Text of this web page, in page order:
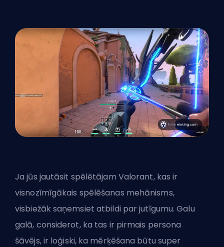
Ja jūs jautāsit spēlētājam Valorant, kas ir
visnozīmīgākais spēlēšanas mehānisms,
visbiežāk saņemsiet atbildi par jutīgumu. Galu
galā, considerot, ka tas ir pirmais persona
šāvējs, ir loģiski, ka mērķēšana būtu super